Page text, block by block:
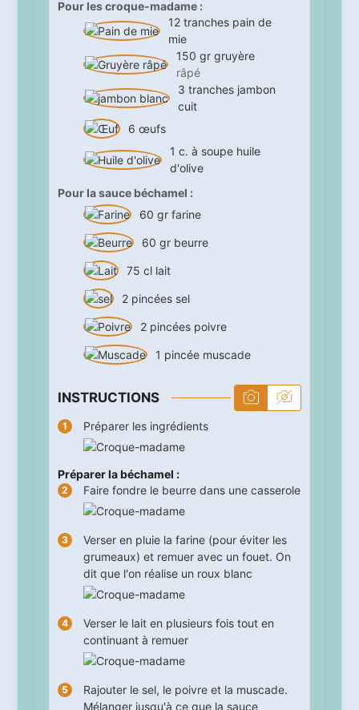
Pour les croque-madame :
12 tranches pain de
mie
150 gr gruyère
râpé
3 tranches jambon
cuit
6 œufs
1 c. à soupe huile
d'olive
Pour la sauce béchamel :
60 gr farine
60 gr beurre
75 cl lait
2 pincées sel
2 pincées poivre
1 pincée muscade
INSTRUCTIONS
Préparer les ingrédients
Préparer la béchamel :
Faire fondre le beurre dans une casserole
Verser en pluie la farine (pour éviter les
grumeaux) et remuer avec un fouet. On
dit que l'on réalise un roux blanc
Verser le lait en plusieurs fois tout en
continuant à remuer
Rajouter le sel, le poivre et la muscade.
Mélanger jusqu'à ce que la sauce